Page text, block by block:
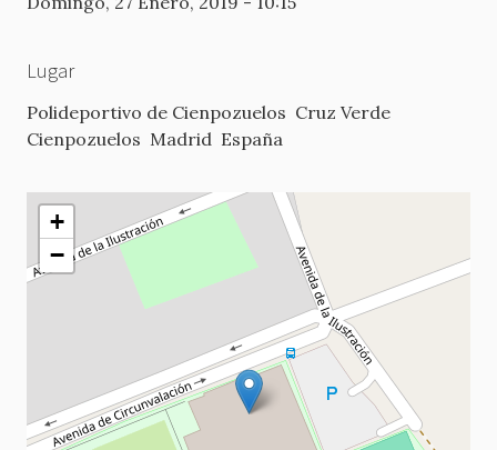
Lugar
Polideportivo de Cienpozuelos Cruz Verde
Cienpozuelos Madrid España
+
−